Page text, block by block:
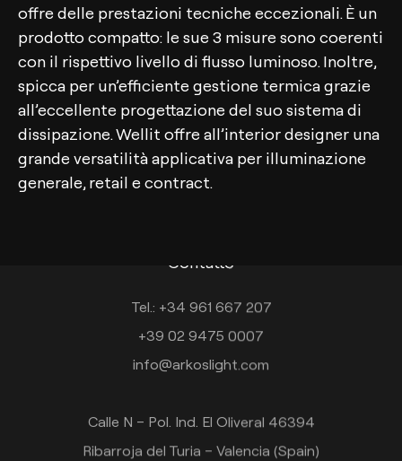
offre delle prestazioni tecniche eccezionali. È un
prodotto compatto: le sue 3 misure sono coerenti
con il rispettivo livello di flusso luminoso. Inoltre,
spicca per un’efficiente gestione termica grazie
all’eccellente progettazione del suo sistema di
dissipazione. Wellit offre all’interior designer una
grande versatilità applicativa per illuminazione
generale, retail e contract.
Contatto
Tel.: +34 961 667 207
+39 02 9475 0007
info@arkoslight.com
Calle N – Pol. Ind. El Oliveral 46394
Ribarroja del Turia – Valencia (Spain)